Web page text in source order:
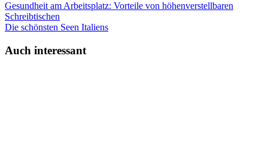
Gesundheit am Arbeitsplatz: Vorteile von höhenverstellbaren
Schreibtischen
Die schönsten Seen Italiens
Auch interessant